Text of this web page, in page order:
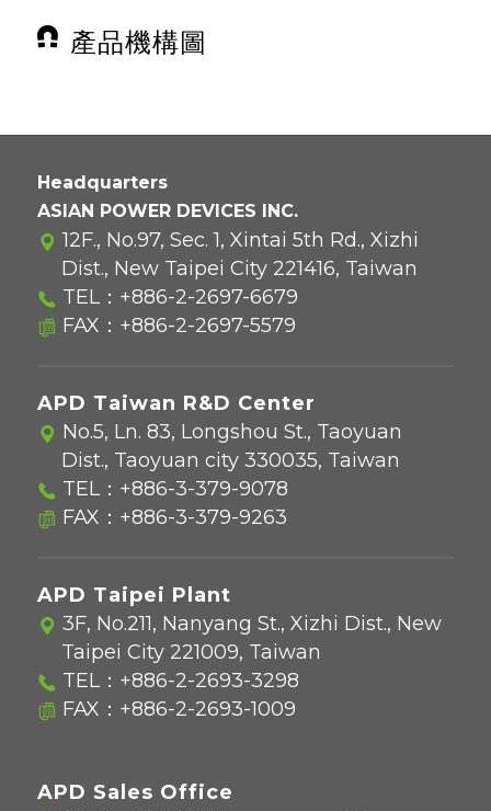
產品機構圖
Headquarters
ASIAN POWER DEVICES INC.
12F., No.97, Sec. 1, Xintai 5th Rd., Xizhi
Dist., New Taipei City 221416, Taiwan
TEL： +886-2-2697-6679
FAX：+886-2-2697-5579
APD Taiwan R&D Center
No.5, Ln. 83, Longshou St., Taoyuan
Dist., Taoyuan city 330035, Taiwan
TEL： +886-3-379-9078
FAX：+886-3-379-9263
APD Taipei Plant
3F, No.211, Nanyang St., Xizhi Dist., New
Taipei City 221009, Taiwan
TEL： +886-2-2693-3298
FAX：+886-2-2693-1009
APD Sales Office